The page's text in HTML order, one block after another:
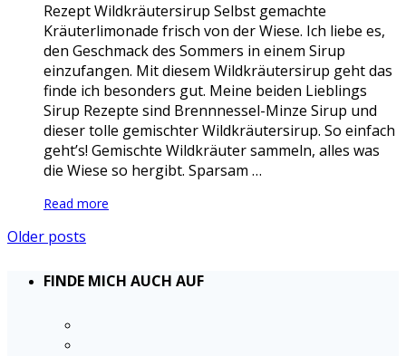
Rezept Wildkräutersirup Selbst gemachte
Kräuterlimonade frisch von der Wiese. Ich liebe es,
den Geschmack des Sommers in einem Sirup
einzufangen. Mit diesem Wildkräutersirup geht das
finde ich besonders gut. Meine beiden Lieblings
Sirup Rezepte sind Brennnessel-Minze Sirup und
dieser tolle gemischter Wildkräutersirup. So einfach
geht’s! Gemischte Wildkräuter sammeln, alles was
die Wiese so hergibt. Sparsam …
Read more
Older posts
FINDE MICH AUCH AUF